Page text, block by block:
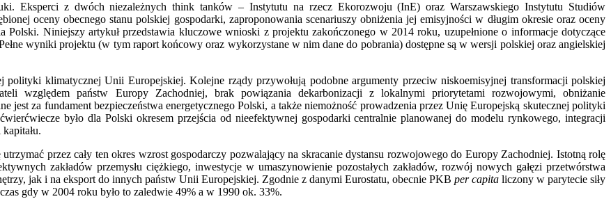
Eksperci z dwóch niezależnych think tanków – Instytutu na rzecz Ekorozwoju (InE) oraz Warszawskiego Instytutu Studiów
oceny obecnego stanu polskiej gospodarki, zaproponowania scenariuszy obniżenia jej emisyjności w długim okresie oraz oceny
Polski. Niniejszy artykuł przedstawia kluczowe wnioski z projektu zakończonego w 2014 roku, uzupełnione o informacje dotyczące
wyniki projektu (w tym raport końcowy oraz wykorzystane w nim dane do pobrania) dostępne są w wersji polskiej oraz angielskiej
polityki klimatycznej Unii Europejskiej. Kolejne rządy przywołują podobne argumenty przeciw niskoemisyjnej transformacji polskiej
względem państw Europy Zachodniej, brak powiązania dekarbonizacji z lokalnymi priorytetami rozwojowymi, obniżanie
za fundament bezpieczeństwa energetycznego Polski, a także niemożność prowadzenia przez Unię Europejską skutecznej polityki
było dla Polski okresem przejścia od nieefektywnej gospodarki centralnie planowanej do modelu rynkowego, integracji
przez cały ten okres wzrost gospodarczy pozwalający na skracanie dystansu rozwojowego do Europy Zachodniej. Istotną rolę
zakładów przemysłu ciężkiego, inwestycje w umaszynowienie pozostałych zakładów, rozwój nowych gałęzi przetwórstwa
jak i na eksport do innych państw Unii Europejskiej. Zgodnie z danymi Eurostatu, obecnie PKB per capita liczony w parytecie siły
gdy w 2004 roku było to zaledwie 49% a w 1990 ok. 33%.